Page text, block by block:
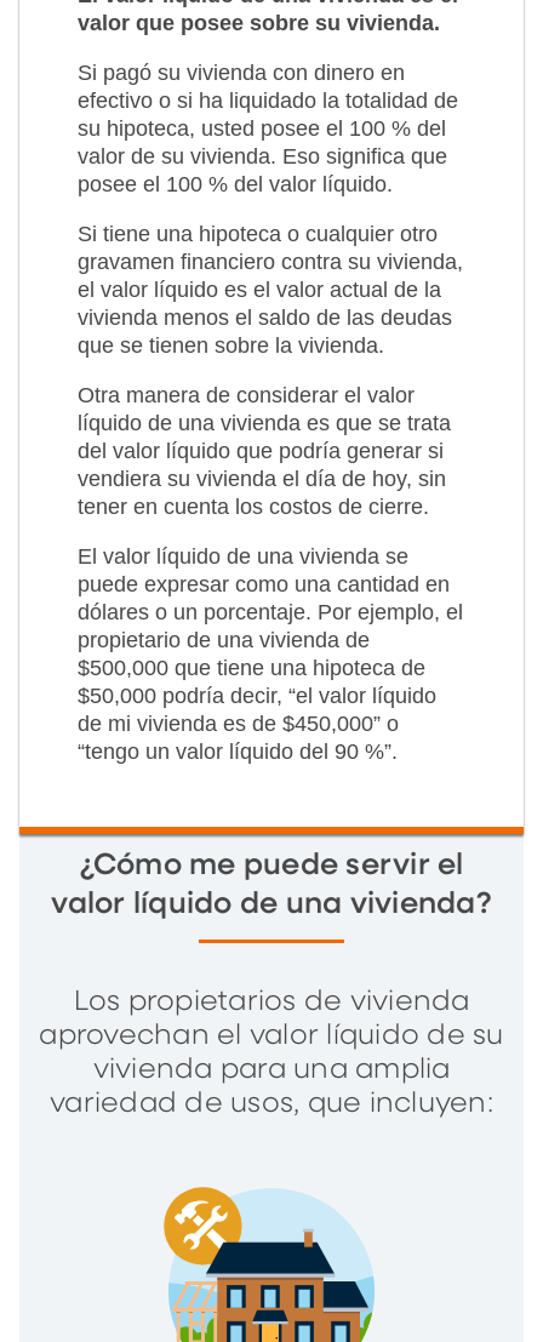
valor que posee sobre su vivienda.
Si pagó su vivienda con dinero en
efectivo o si ha liquidado la totalidad de
su hipoteca, usted posee el 100 % del
valor de su vivienda. Eso significa que
posee el 100 % del valor líquido.
Si tiene una hipoteca o cualquier otro
gravamen financiero contra su vivienda,
el valor líquido es el valor actual de la
vivienda menos el saldo de las deudas
que se tienen sobre la vivienda.
Otra manera de considerar el valor
líquido de una vivienda es que se trata
del valor líquido que podría generar si
vendiera su vivienda el día de hoy, sin
tener en cuenta los costos de cierre.
El valor líquido de una vivienda se
puede expresar como una cantidad en
dólares o un porcentaje. Por ejemplo, el
propietario de una vivienda de
$500,000 que tiene una hipoteca de
$50,000 podría decir, “el valor líquido
de mi vivienda es de $450,000” o
“tengo un valor líquido del 90 %”.
¿Cómo me puede servir el
valor líquido de una vivienda?
Los propietarios de vivienda
aprovechan el valor líquido de su
vivienda para una amplia
variedad de usos, que incluyen: